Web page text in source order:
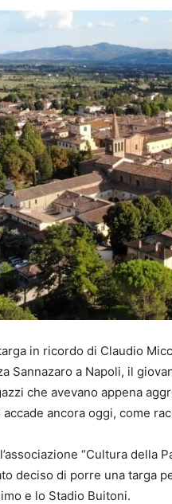
targa in ricordo di Claudio
Sannazaro a Napoli, il
che avevano appena
ancora oggi, come
“Cultura della
deciso di porre una targa
e lo Stadio Buitoni.